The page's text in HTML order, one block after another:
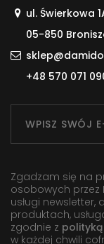
ul. Świerkowa
05-850
+48 570 071
Zgadzam się na
osobowych przez
usługi
produktach,
zgodnie z
w każdej chwili